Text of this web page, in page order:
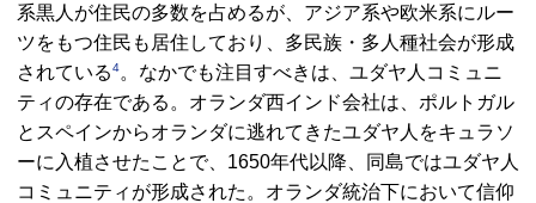
系黒人が住民の多数を占めるが、アジア系や欧米系にルー
ツをもつ住民も居住しており、多民族・多人種社会が形成
されている4。なかでも注目すべきは、ユダヤ人コミュニ
ティの存在である。オランダ西インド会社は、ポルトガル
とスペインからオランダに逃れてきたユダヤ人をキュラソ
ーに入植させたことで、1650年代以降、同島ではユダヤ人
コミュニティが形成された。オランダ統治下において信仰